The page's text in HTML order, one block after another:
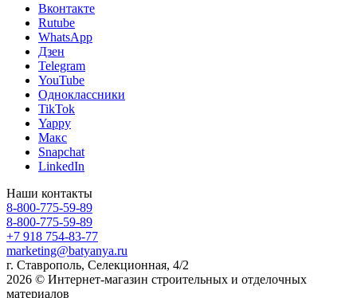
Вконтакте
Rutube
WhatsApp
Дзен
Telegram
YouTube
Одноклассники
TikTok
Yappy
Макс
Snapchat
LinkedIn
Наши контакты
8-800-775-59-89
8-800-775-59-89
+7 918 754-83-77
marketing@batyanya.ru
г. Ставрополь, Селекционная, 4/2
2026 © Интернет-магазин строительных и отделочных
материалов